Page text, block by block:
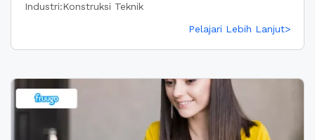
Industri:Konstruksi Teknik
Pelajari Lebih Lanjut>